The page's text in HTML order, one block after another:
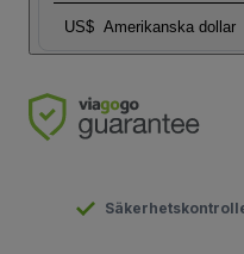
US$ Amerikanska dollar